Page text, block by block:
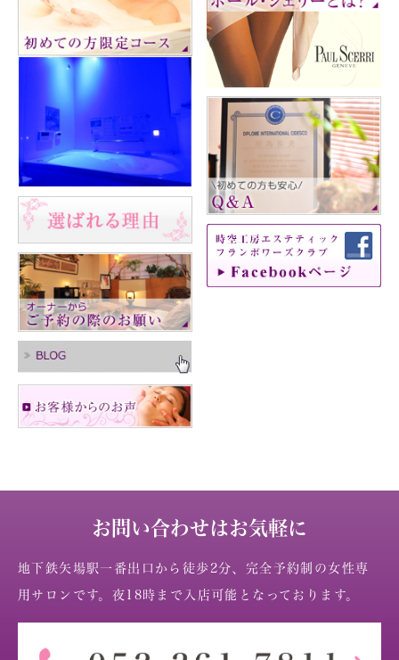
お問い合わせはお気軽に
地下鉄矢場駅一番出口から徒歩2分、完全予約制の女性専
用サロンです。夜18時まで入店可能となっております。